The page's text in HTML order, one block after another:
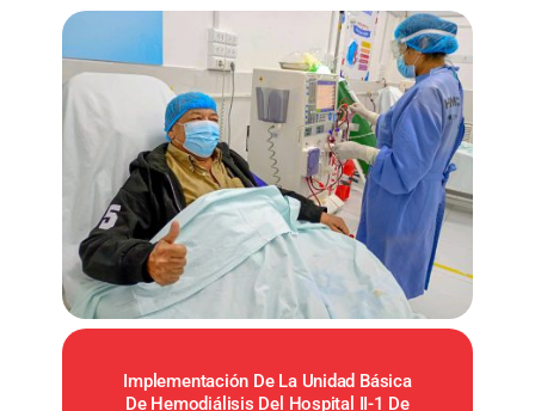
Implementación De La Unidad Básica
De Hemodiálisis Del Hospital II-1 De